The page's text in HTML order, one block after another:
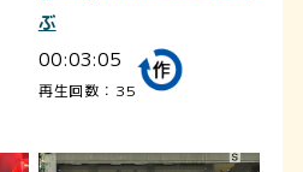
ぶ
00:03:05
再生回数：35